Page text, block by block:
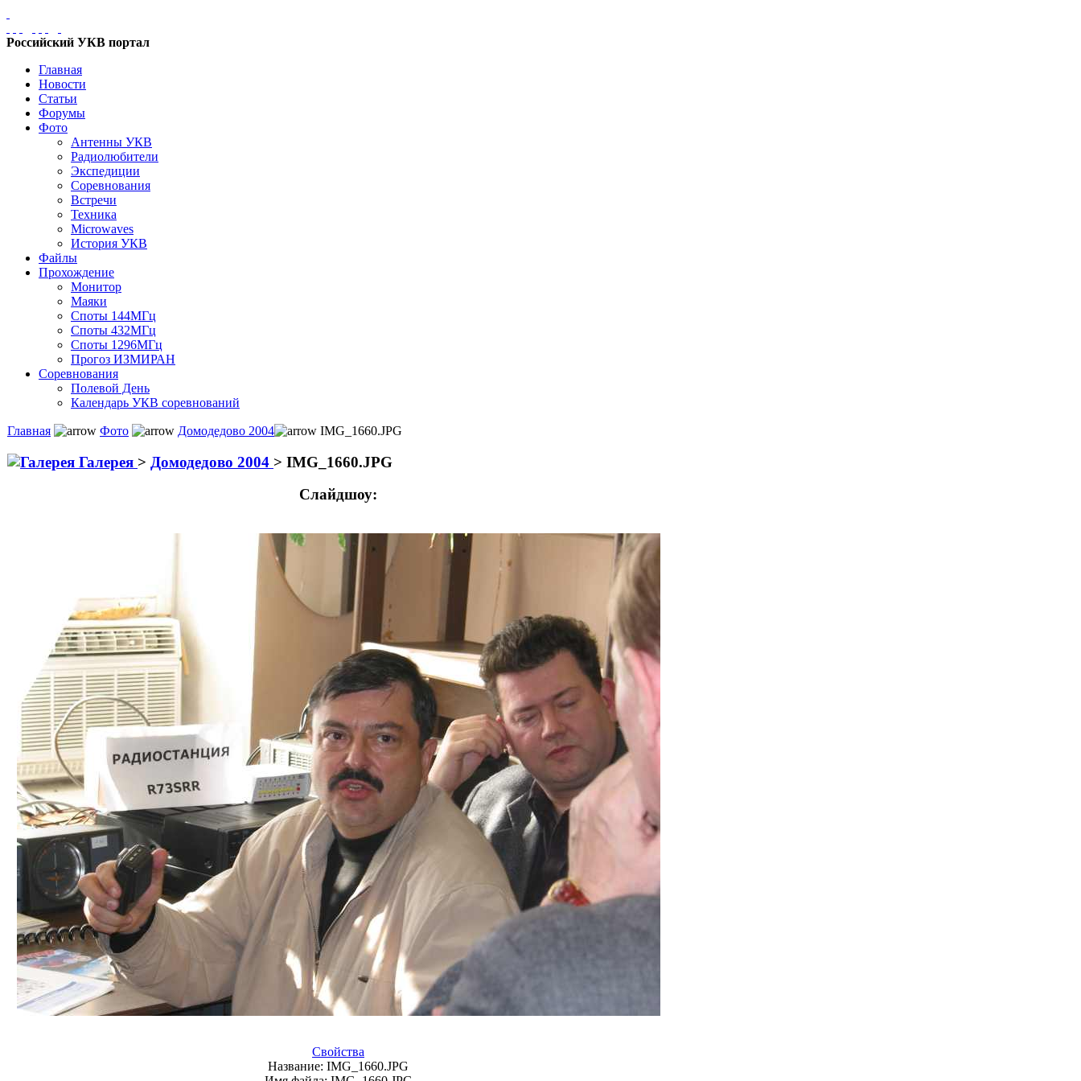
Российский УКВ портал
Главная
Новости
Статьи
Форумы
Фото
Антенны УКВ
Радиолюбители
Экспедиции
Соревнования
Встречи
Техника
Microwaves
История УКВ
Файлы
Прохождение
Монитор
Маяки
Споты 144МГц
Споты 432МГц
Споты 1296МГц
Прогоз ИЗМИРАН
Соревнования
Полевой День
Календарь УКВ соревнований
Главная Фото Домодедово 2004 IMG_1660.JPG
Галерея > Домодедово 2004 > IMG_1660.JPG
Слайдшоу:
Свойства
Название: IMG_1660.JPG